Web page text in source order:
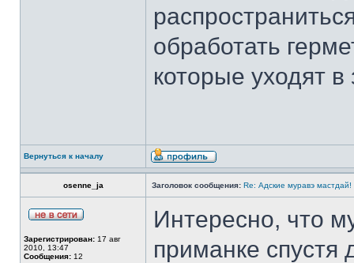
обработать
которые уходят
Вернуться к началу
osenne_ja Заголовок сообщения: Re: Адские муравэ мастдай!
Зарегистрирован: 17 авг
2010, 13:47
Сообщения: 12
Интересно, что
приманке спустя